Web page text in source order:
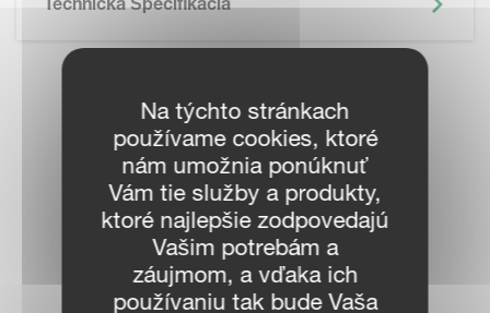
KONTAKTUJTE
MIESTNEHO
PREDAJCU
Na týchto stránkach
používame cookies, ktoré
nám umožnia ponúknuť
Vám tie služby a produkty,
ktoré najlepšie zodpovedajú
Vašim potrebám a
záujmom, a vďaka ich
používaniu tak bude Vaša